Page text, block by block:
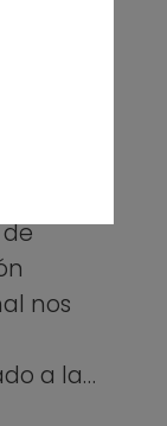
grupo
nos
a la…